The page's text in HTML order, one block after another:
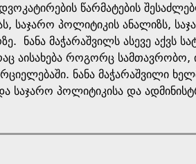
წარმატების
საჯარო პოლიტიკის ანალიზს,
ნანა მაჭარაშვილს ასევე აქვს
აისახება როგორც
ნანა მაჭარაშვილი
საჯარო პოლიტიკისა და